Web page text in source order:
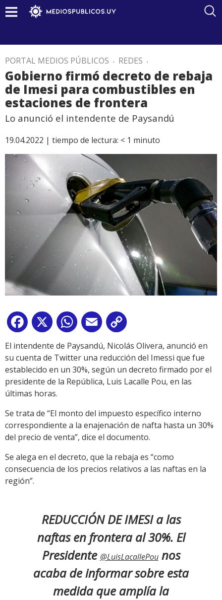
PORTAL MEDIOS PÚBLICOS . REDES .
Gobierno firmó decreto de rebaja
de Imesi para combustibles en
estaciones de frontera
Lo anunció el intendente de Paysandú
19.04.2022 | tiempo de lectura: < 1 minuto
Facebook
X WhatsApp
Email
Link
El intendente de Paysandú, Nicolás Olivera, anunció en
su cuenta de Twitter una reducción del Imessi que fue
establecido en un 30%, según un decreto firmado por el
presidente de la República, Luis Lacalle Pou, en las
últimas horas.
Se trata de “El monto del impuesto específico interno
correspondiente a la enajenación de nafta hasta un 30%
del precio de venta”, dice el documento.
Se alega en el decreto, que la rebaja es “como
consecuencia de los precios relativos a las naftas en la
región”.
REDUCCIÓN DE IMESI a las
naftas en frontera al 30%. El
Presidente @LuisLacallePounos
acaba de informar sobre esta
medida que amplía la